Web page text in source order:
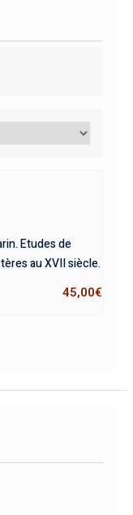
Etudes de
au XVII siècle.
45,00€